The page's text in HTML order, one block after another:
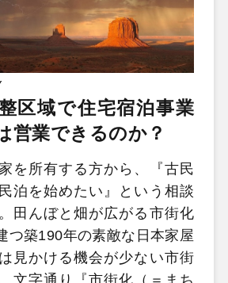
区域で住宅宿泊事業
営業できるのか？
を所有する方から、『古民
泊を始めたい』という相談
田んぼと畑が広がる市街化
つ築190年の素敵な日本家屋
見かける機会が少ない市街
文字通り『市街化（＝まち